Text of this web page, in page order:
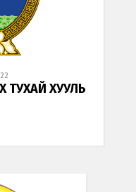
ТУХАЙ ХУУЛЬ